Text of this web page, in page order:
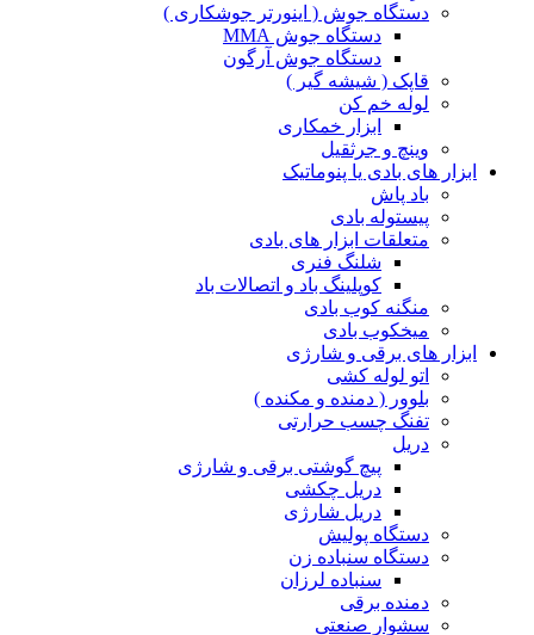
دستگاه جوش ( اینورتر جوشکاری )
دستگاه جوش MMA
دستگاه جوش آرگون
قاپک ( شیشه گیر )
لوله خم کن
ابزار خمکاری
وینچ و جرثقیل
ابزار های بادی یا پنوماتیک
باد پاش
پیستوله بادی
متعلقات ابزار های بادی
شلنگ فنری
کوپلینگ باد و اتصالات باد
منگنه کوب بادی
میخکوب بادی
ابزار های برقی و شارژی
اتو لوله کشی
بلوور ( دمنده و مکنده )
تفنگ چسب حرارتی
دریل
پیچ گوشتی برقی و شارژی
دریل چکشی
دریل شارژی
دستگاه پولیش
دستگاه سنباده زن
سنباده لرزان
دمنده برقی
سشوار صنعتی